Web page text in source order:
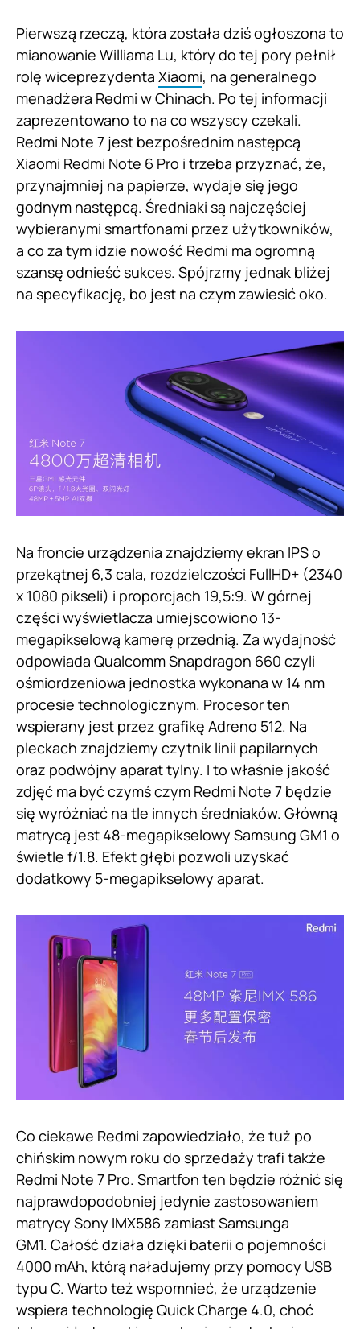
Pierwszą rzeczą, która została dziś ogłoszona to
mianowanie Williama Lu, który do tej pory pełnił
rolę wiceprezydenta Xiaomi, na generalnego
menadżera Redmi w Chinach. Po tej informacji
zaprezentowano to na co wszyscy czekali.
Redmi Note 7 jest bezpośrednim następcą
Xiaomi Redmi Note 6 Pro i trzeba przyznać, że,
przynajmniej na papierze, wydaje się jego
godnym następcą. Średniaki są najczęściej
wybieranymi smartfonami przez użytkowników,
a co za tym idzie nowość Redmi ma ogromną
szansę odnieść sukces. Spójrzmy jednak bliżej
na specyfikację, bo jest na czym zawiesić oko.
Na froncie urządzenia znajdziemy ekran IPS o
przekątnej 6,3 cala, rozdzielczości FullHD+ (2340
x 1080 pikseli) i proporcjach 19,5:9. W górnej
części wyświetlacza umiejscowiono 13-
megapikselową kamerę przednią. Za wydajność
odpowiada Qualcomm Snapdragon 660 czyli
ośmiordzeniowa jednostka wykonana w 14 nm
procesie technologicznym. Procesor ten
wspierany jest przez grafikę Adreno 512. Na
pleckach znajdziemy czytnik linii papilarnych
oraz podwójny aparat tylny. I to właśnie jakość
zdjęć ma być czymś czym Redmi Note 7 będzie
się wyróżniać na tle innych średniaków. Główną
matrycą jest 48-megapikselowy Samsung GM1 o
świetle f/1.8. Efekt głębi pozwoli uzyskać
dodatkowy 5-megapikselowy aparat.
Co ciekawe Redmi zapowiedziało, że tuż po
chińskim nowym roku do sprzedaży trafi także
Redmi Note 7 Pro. Smartfon ten będzie różnić się
najprawdopodobniej jedynie zastosowaniem
matrycy Sony IMX586 zamiast Samsunga
GM1. Całość działa dzięki baterii o pojemności
4000 mAh, którą naładujemy przy pomocy USB
typu C. Warto też wspomnieć, że urządzenie
wspiera technologię Quick Charge 4.0, choć